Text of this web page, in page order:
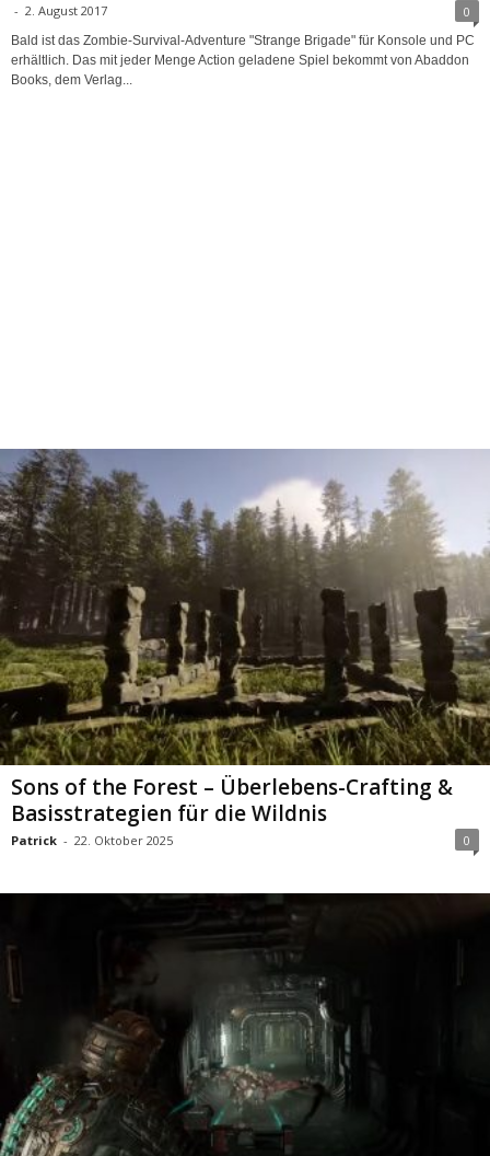
- 2. August 2017 0
Bald ist das Zombie-Survival-Adventure "Strange Brigade" für Konsole und PC
erhältlich. Das mit jeder Menge Action geladene Spiel bekommt von Abaddon
Books, dem Verlag...
Sons of the Forest – Überlebens-Crafting &
Basisstrategien für die Wildnis
Patrick - 22. Oktober 2025 0